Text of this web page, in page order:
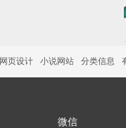
网页设计 小说网站 分类信息
微信